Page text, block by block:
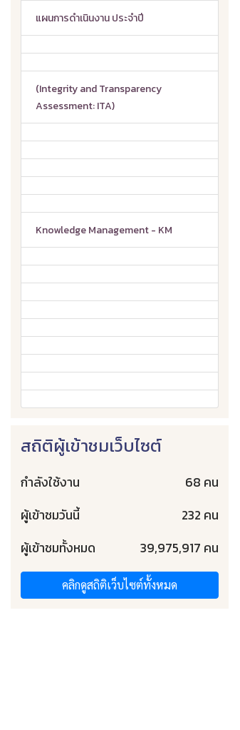
แผนการดำเนินงาน ประจำปี
(Integrity and Transparency
Assessment: ITA)
Knowledge Management - KM
สถิติผู้เข้าชมเว็บไซต์
กำลังใช้งาน
68 คน
ผู้เข้าชมวันนี้
232 คน
ผู้เข้าชมทั้งหมด
39,975,917 คน
คลิกดูสถิติเว็บไซต์ทั้งหมด